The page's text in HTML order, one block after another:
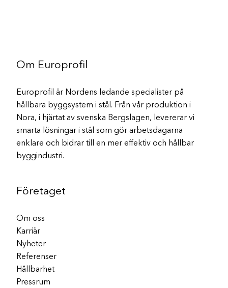
Om Europrofil
Europrofil är Nordens ledande specialister på
hållbara byggsystem i stål. Från vår produktion i
Nora, i hjärtat av svenska Bergslagen, levererar vi
smarta lösningar i stål som gör arbetsdagarna
enklare och bidrar till en mer effektiv och hållbar
byggindustri.
Företaget
Om oss
Karriär
Nyheter
Referenser
Hållbarhet
Pressrum